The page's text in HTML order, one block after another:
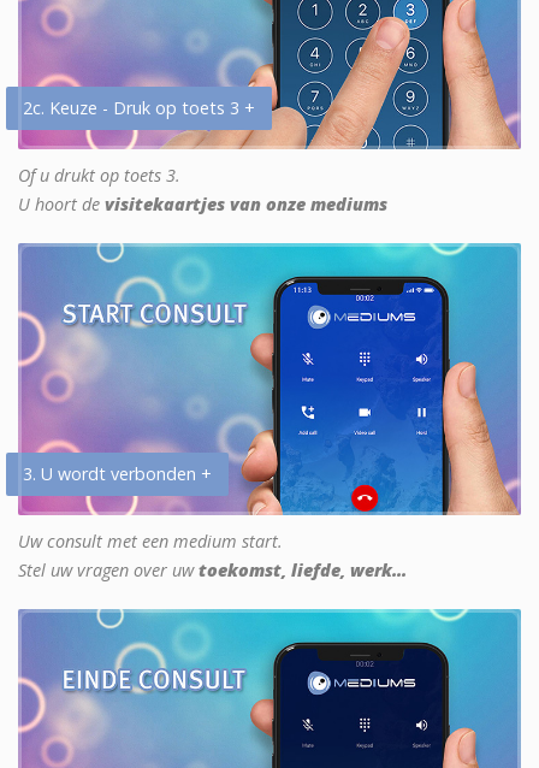
2c. Keuze - Druk op toets 3 +
Of u drukt op toets 3.
U hoort de visitekaartjes van onze mediums
3. U wordt verbonden +
Uw consult met een medium start.
Stel uw vragen over uwtoekomst, liefde, werk...